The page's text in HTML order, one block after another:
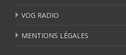
VOG RADIO
MENTIONS LÉGALES